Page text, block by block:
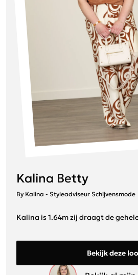
Kalina Betty
By Kalina - Styleadviseur Schijvensmode
Kalina is 1.64m zij draagt de
Bekijk deze